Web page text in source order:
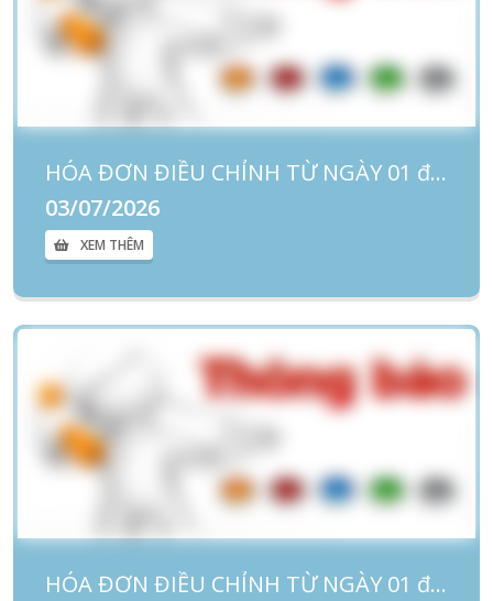
HÓA ĐƠN ĐIỀU CHỈNH TỪ NGÀY 01 đến ngày 30/6/2026
03/07/2026
XEM THÊM
HÓA ĐƠN ĐIỀU CHỈNH TỪ NGÀY 01 đến ngày 30/4/2026